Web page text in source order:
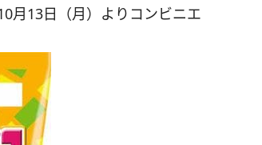
月13日（月）よりコンビニエ